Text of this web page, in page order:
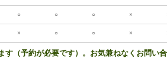
○ ○ ○ ×
× ○ ○ ×
（予約が必要です）。お気兼ねなくお問い合